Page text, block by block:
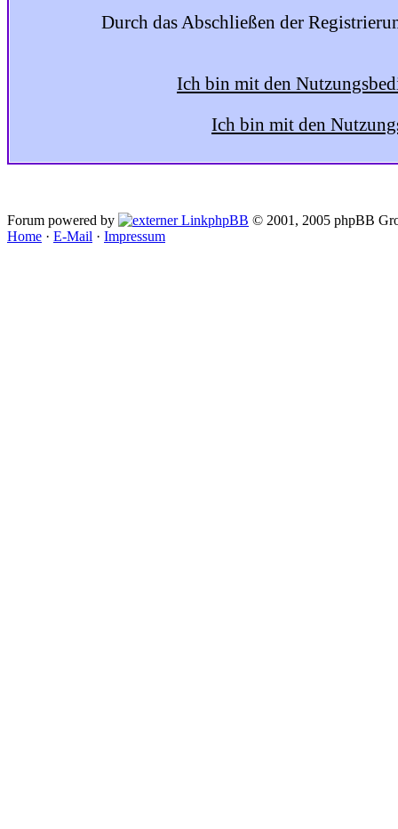
Durch das Abschließen der
Ich bin mit den
Ich bin mit den
Forum powered by phpBB © 2001, 2005 phpBB
Home · E-Mail · Impressum